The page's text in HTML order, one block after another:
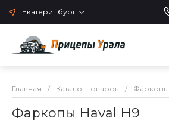
Екатеринбург
Главная / Каталог товаров / Фаркопы
Фаркопы Haval H9